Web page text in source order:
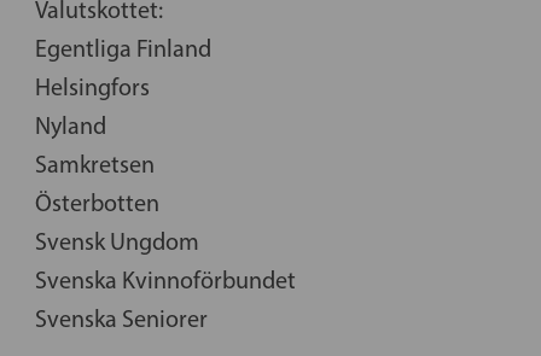
Valutskottet:
Egentliga Finland
Helsingfors
Nyland
Samkretsen
Österbotten
Svensk Ungdom
Svenska Kvinnoförbundet
Svenska Seniorer